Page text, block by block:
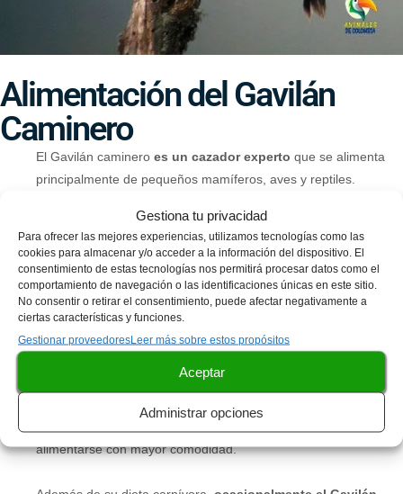
Gestiona tu privacidad
Para ofrecer las mejores experiencias, utilizamos tecnologías como las
cookies para almacenar y/o acceder a la información del dispositivo. El
consentimiento de estas tecnologías nos permitirá procesar datos como el
comportamiento de navegación o las identificaciones únicas en este sitio.
No consentir o retirar el consentimiento, puede afectar negativamente a
ciertas características y funciones.
Gestionar proveedoresLeer más sobre estos propósitos
Aceptar
Administrar opciones
Alimentación del Gavilán
Caminero
El Gavilán caminero es un cazador experto que se alimenta
principalmente de pequeños mamíferos, aves y reptiles.
Su técnica de caza consiste enrealizar vuelos bajos y
rápidos sobre el suelo o la vegetación, aprovechando su
aguda visiónpara detectar presas en movimiento.
Una vez que localiza a su presa, el Gavilán caminero
abalanza en picada y atrapa al animal con sus garras
consume su presa en el lugar de captura,
para
alimentarse con mayor comodidad.